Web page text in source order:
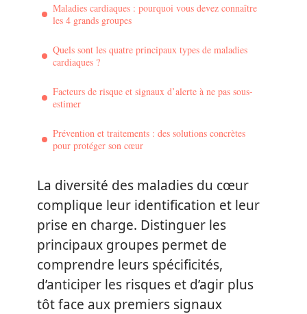
Maladies cardiaques : pourquoi vous devez connaître
les 4 grands groupes
Quels sont les quatre principaux types de maladies
cardiaques ?
Facteurs de risque et signaux d’alerte à ne pas sous-
estimer
Prévention et traitements : des solutions concrètes
pour protéger son cœur
La diversité des maladies du cœur
complique leur identification et leur
prise en charge. Distinguer les
principaux groupes permet de
comprendre leurs spécificités,
d’anticiper les risques et d’agir plus
tôt face aux premiers signaux